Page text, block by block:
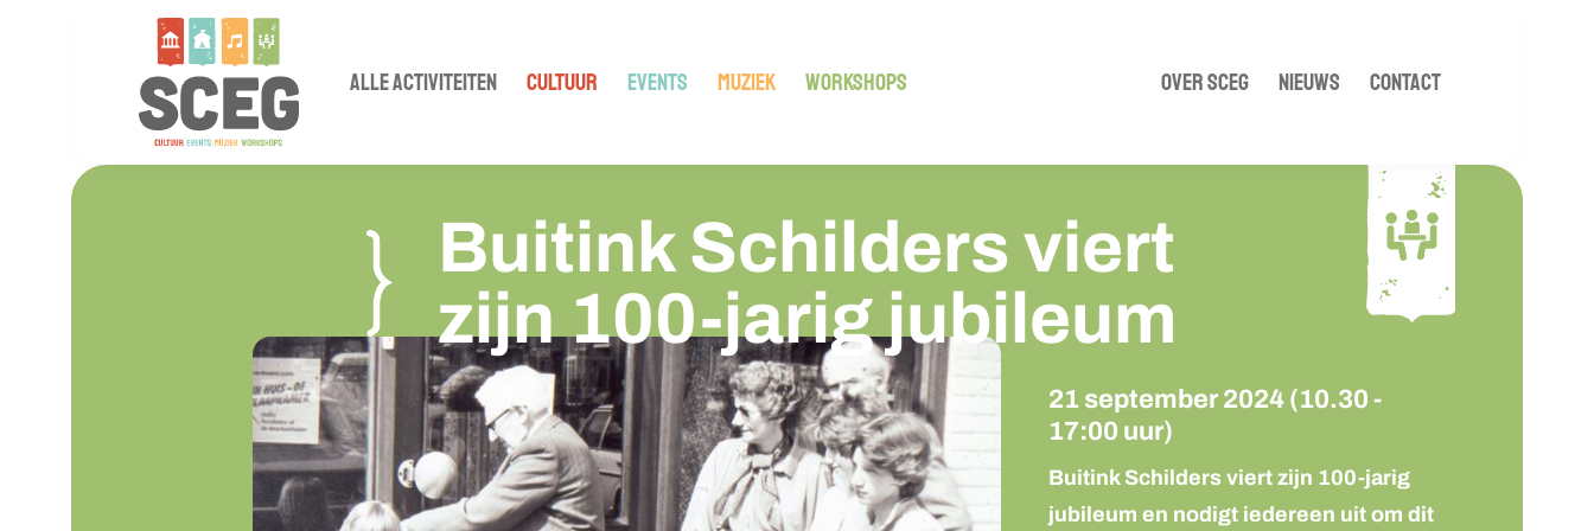
ALLE ACTIVITEITEN CULTUUR EVENTS MUZIEK WORKSHOPS OVER SCEG NIEUWS CONTACT
Buitink Schilders viert
zijn 100-jarig jubileum
21 september 2024 (10.30 -
17:00 uur)
Buitink Schilders viert zijn 100-jarig
jubileum en nodigt iedereen uit om dit